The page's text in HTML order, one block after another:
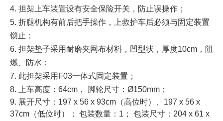
4. 担架上车装置设有安全保险开关，防止误操作；
5. 折腿机构有前后把手操作，上救护车后必须与固定装置
锁止；
6. 担架垫子采用耐磨夹网布材料，凹型状，厚度10cm，阻
燃、防水；
7. 此担架采用F03一体式固定装置；
8. 上车高度：64cm， 脚轮尺寸：Ø150mm；
9. 展开尺寸：197 x 56 x 93cm（高位时）、197 x 56 x
37cm（低位时）； 包装数量：1； 包装尺寸：204 x 61 x